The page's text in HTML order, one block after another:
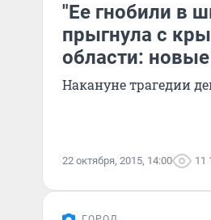
"Ее гнобили в
прыгнула с
области:
Накануне трагедии
22 октября, 2015, 14:00 11